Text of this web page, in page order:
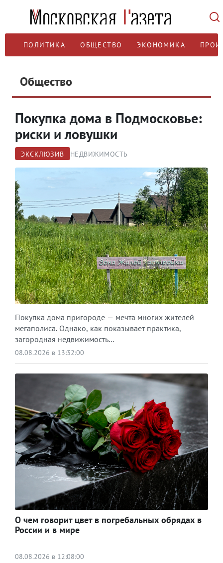
ПОЛИТИКА ОБЩЕСТВО ЭКОНОМИКА
Общество
Покупка дома в Подмосковье:
риски и ловушки
ЭКСКЛЮЗИВ НЕДВИЖИМОСТЬ
Покупка дома пригороде — мечта многих жителей
мегаполиса. Однако, как показывает практика,
загородная недвижимость...
08.08.2026 в 13:32:00
О чем говорит цвет в погребальных обрядах в
России и в мире
08.08.2026 в 12:08:00